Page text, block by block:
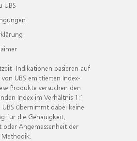
UBS
Indikationen basieren auf
UBS emittierten Index-
Produkte versuchen den
Index im Verhältnis 1:1
übernimmt dabei keine
für die Genauigkeit,
oder Angemessenheit der